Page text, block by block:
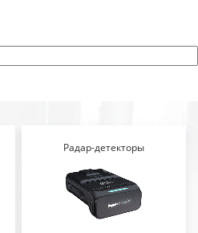
Радар-детекторы